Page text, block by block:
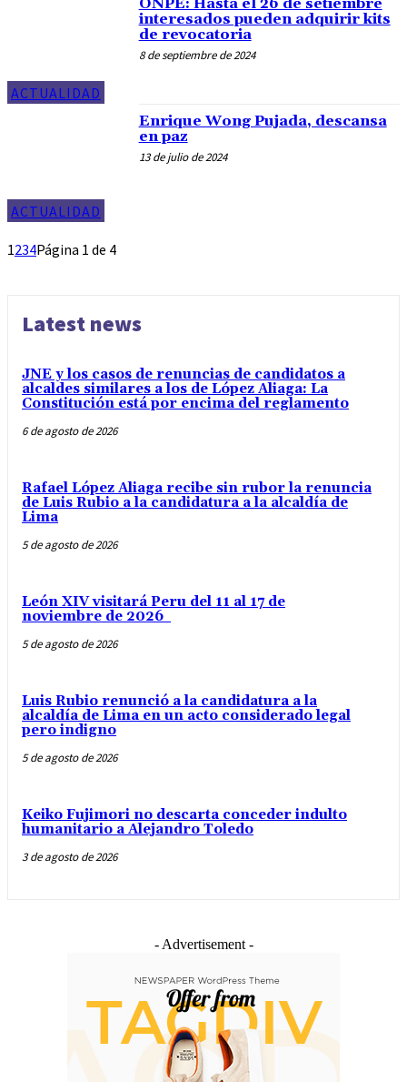
ACTUALIDAD
interesados pueden adquirir kits
de revocatoria
8 de septiembre de 2024
ACTUALIDAD
Enrique Wong Pujada, descansa
en paz
13 de julio de 2024
1234Página 1 de 4
Latest news
JNE y los casos de renuncias de candidatos a
alcaldes similares a los de López Aliaga: La
Constitución está por encima del reglamento
6 de agosto de 2026
Rafael López Aliaga recibe sin rubor la renuncia
de Luis Rubio a la candidatura a la alcaldía de
Lima
5 de agosto de 2026
León XIV visitará Peru del 11 al 17 de
noviembre de 2026
5 de agosto de 2026
Luis Rubio renunció a la candidatura a la
alcaldía de Lima en un acto considerado legal
pero indigno
5 de agosto de 2026
Keiko Fujimori no descarta conceder indulto
humanitario a Alejandro Toledo
3 de agosto de 2026
- Advertisement -